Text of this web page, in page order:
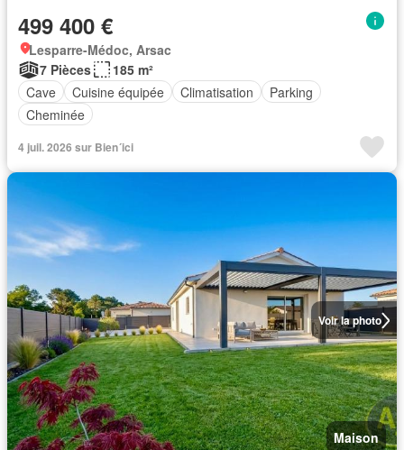
499 400 €
Lesparre-Médoc, Arsac
7 Pièces
185 m²
Cave
Cuisine équipée Climatisation
Parking
Cheminée
4 juil. 2026 sur Bien´ici
Voir la photo
Maison